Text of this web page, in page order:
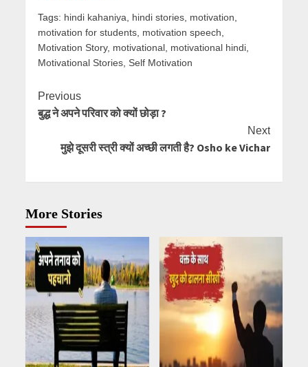
Tags: hindi kahaniya hindi stories motivation
motivation for students motivation speech
Motivation Story, motivational motivational hindi
Motivational Stories Self Motivation
Continue
Reading
Previous
बुद्ध ने अपने परिवार को क्यों छोड़ा ?
Next
मुझे दूसरी स्त्री क्यों अच्छी लगती है? Osho ke Vichar
More Stories